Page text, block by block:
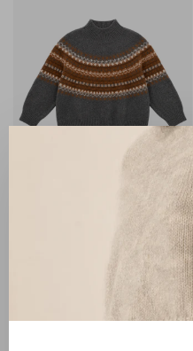
Zenggi Chunky Fair Isle
Sweater dark grey melange